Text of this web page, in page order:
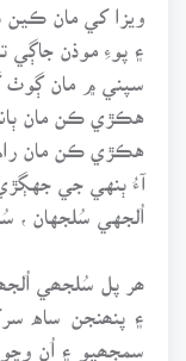
ويزا کي مان ڪين
۽ پوءِ موذن جاڳي
سپني ۾ مان ڳوٺ
هڪڙي ڪن مان
هڪڙي ڪن مان رام
آءُ ٻنهي جي
اُلجهي سُلجهان ،
ھر پل سُلجھي
۽ پنھنجن ساه
سمجھيو ۽ اُن